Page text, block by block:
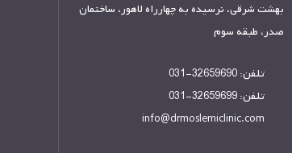
بهشت شرقی، نرسیده به چهارراه لاهور، ساختمان
صدر، طبقه سوم
تلفن: 32659690-031
تلفن: 32659699-031
info@drmoslemiclinic.com